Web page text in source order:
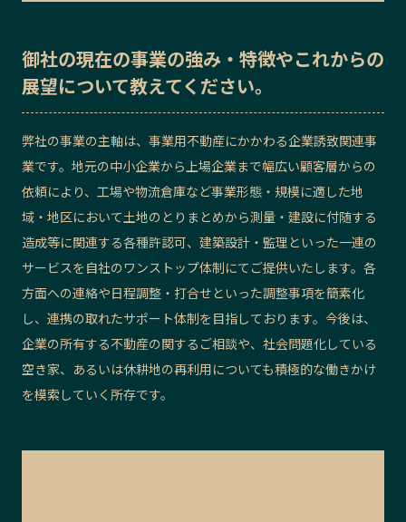
御社の現在の事業の強み・特徴やこれからの
展望について教えてください。
弊社の事業の主軸は、事業用不動産にかかわる企業誘致関連事
業です。地元の中小企業から上場企業まで幅広い顧客層からの
依頼により、工場や物流倉庫など事業形態・規模に適した地
域・地区において土地のとりまとめから測量・建設に付随する
造成等に関連する各種許認可、建築設計・監理といった一連の
サービスを自社のワンストップ体制にてご提供いたします。各
方面への連絡や日程調整・打合せといった調整事項を簡素化
し、連携の取れたサポート体制を目指しております。今後は、
企業の所有する不動産の関するご相談や、社会問題化している
空き家、あるいは休耕地の再利用についても積極的な働きかけ
を模索していく所存です。